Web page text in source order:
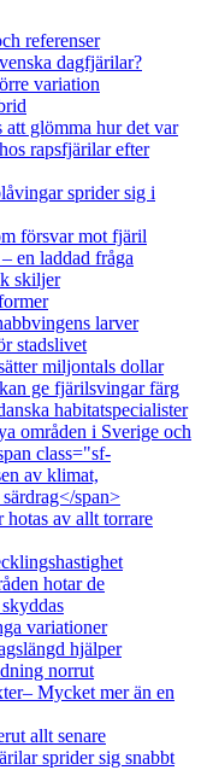
referenser
dagfjärilar?
variation
att glömma hur det var
rapsfjärilar efter
sprider sig i
försvar mot fjäril
en laddad fråga
skiljer
larver
stadslivet
miljontals dollar
ge fjärilsvingar färg
habitatspecialister
områden i Sverige och
class="sf-
av klimat,
span>
hotas av allt torrare
hotar de
variationer
hjälper
norrut
Mycket mer än en
allt senare
sprider sig snabbt